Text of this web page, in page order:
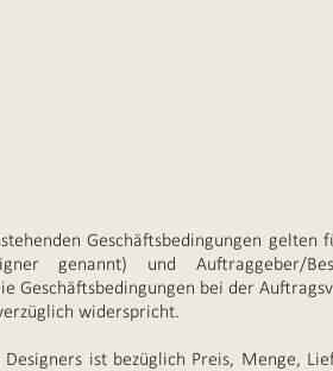
Geschäftsbedingungen gelten
genannt) und Auftraggeber/
Geschäftsbedingungen bei der
widerspricht.
ist bezüglich Preis, Menge,